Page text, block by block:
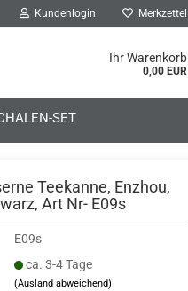
Kundenlogin Merkzettel
Ihr Warenkorb
0,00 EUR
SET
Teekanne, Enzhou,
Art Nr- E09s
E09s
ca. 3-4 Tage
(Ausland abweichend)